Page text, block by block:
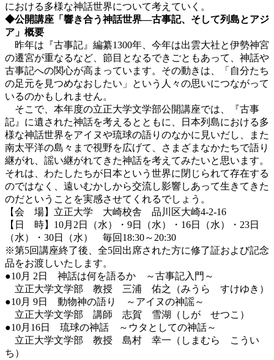
における多様な神話世界について考えていく。
◆公開講座「響き合う神話世界―古事記、そして列島とアジ
ア」概要
昨年は『古事記』編纂1300年、今年は出雲大社と伊勢神宮
の遷宮が重なるなど、節目となるできごともあって、神話や
古事記への関心が高まっています。その動きは、「自分たち
の足元を見つめなおしたい」という人々の思いにつながって
いるのかもしれません。
そこで、本年度の立正大学文学部公開講座では、『古事
記』に遺された神話を考えるとともに、日本列島における多
様な神話世界をアイヌや琉球の語りのなかに見いだし、また
南太平洋の島々まで視野を広げて、さまざまなかたちで語り
継がれ、謡い継がれてきた神話を考えてみたいと思います。
それは、わたしたちが日本という世界に閉じられて存在する
のではなく、遠いむかしから交流し影響しあって生きてきた
のだということを実感させてくれるでしょう。
【会 場】立正大学 大崎校舎 品川区大崎4-2-16
【日 時】10月2日（水）・9日（水）・16日（水）・23日
（水）・30日（水） 毎回18:30～20:30
※第5回講座終了後、全5回出席された方に修了証および記念
品をお渡しいたします。
●10月 2日 神話は何を語るか ～古事記入門～
立正大学文学部 教授 三浦 佑之（みうら すけゆき）
●10月 9日 動物神の語り ～アイヌの神謡～
立正大学文学部 講師 志賀 雪湖（しが せつこ）
●10月16日 琉球の神話 ～ウタとしての神話～
立正大学文学部 教授 島村 幸一（しまむら こうい
ち）